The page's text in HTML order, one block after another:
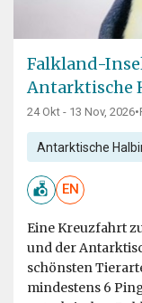
Falkland-
Antarktische
24 Okt - 13 Nov, 2026•
Antarktische
EN
Eine Kreuzfahrt
und der
schönsten
mindestens 6